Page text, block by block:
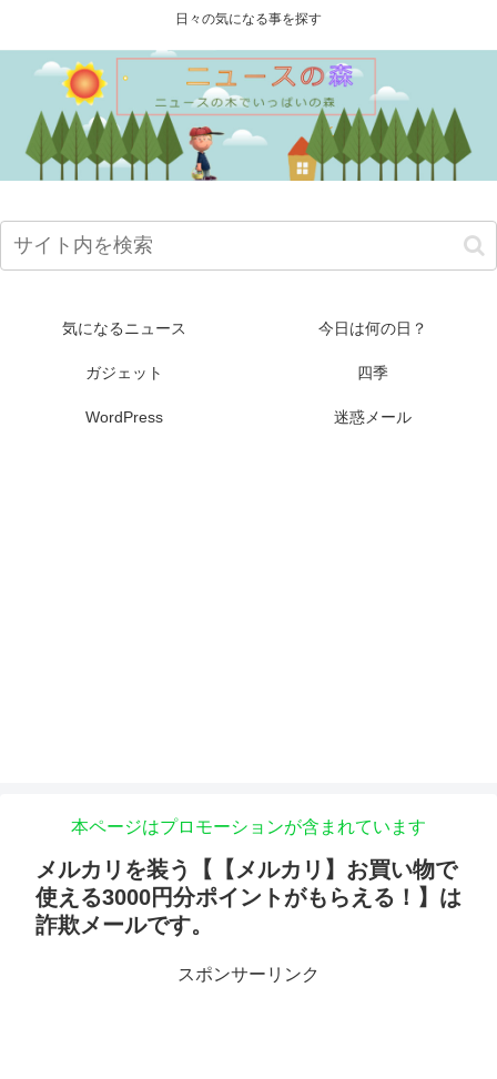
日々の気になる事を探す
気になるニュース 今日は何の日？
ガジェット 四季
WordPress 迷惑メール
本ページはプロモーションが含まれています
メルカリを装う【【メルカリ】お買い物で
使える3000円分ポイントがもらえる！】は
詐欺メールです。
スポンサーリンク